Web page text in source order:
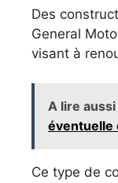
Des
General
visant à
A lire aussi
éventuelle
Ce type de